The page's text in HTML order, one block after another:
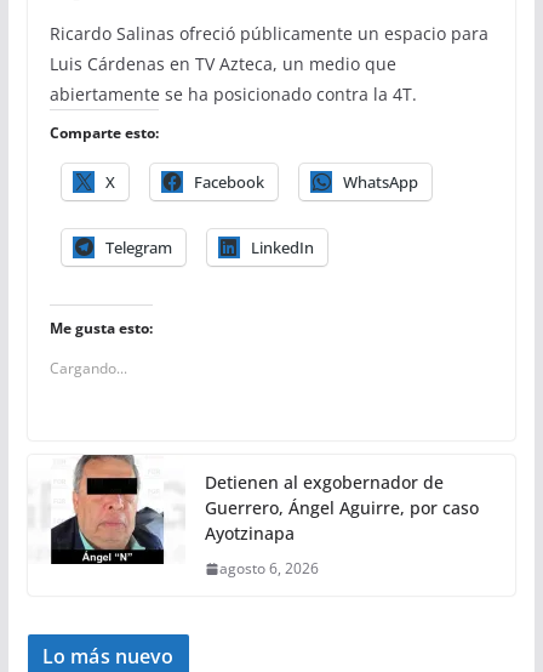
Ricardo Salinas ofreció públicamente un espacio para
Luis Cárdenas en TV Azteca, un medio que
abiertamente se ha posicionado contra la 4T.
Comparte esto:
X Facebook WhatsApp
Telegram LinkedIn
Me gusta esto:
Cargando...
Detienen al exgobernador de
Guerrero, Ángel Aguirre, por caso
Ayotzinapa
agosto 6, 2026
Lo más nuevo